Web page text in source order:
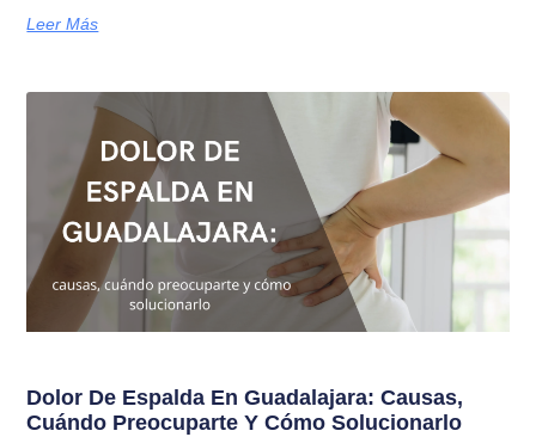
Leer Más
Dolor De Espalda En Guadalajara: Causas,
Cuándo Preocuparte Y Cómo Solucionarlo